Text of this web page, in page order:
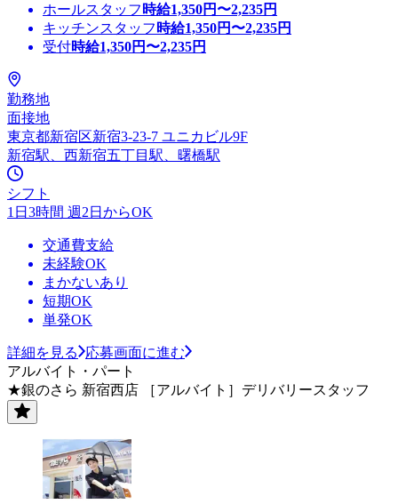
ホールスタッフ 時給1,350円〜2,235円
キッチンスタッフ 時給1,350円〜2,235円
受付時給1,350円〜2,235円
勤務地
面接地
東京都新宿区新宿3-23-7 ユニカビル9F
新宿駅、西新宿五丁目駅、曙橋駅
シフト
1日3時間 週2日からOK
交通費支給
未経験OK
まかないあり
短期OK
単発OK
詳細を見る
応募画面に進む
アルバイト・パート
★銀のさら 新宿西店 ［アルバイト］デリバリースタッフ